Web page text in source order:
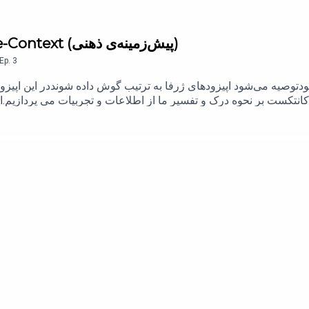
3. #3 - شرح پیشگفتار: Mental Pre-Context (پیش‌زمینه‌ی ذهنی)
Ep. 3
بودتوصیه می‌شود اپیزودهای ژرفا به ترتیب گوش داده شونددر این
به پیش‌زمینه دارد و چگونه تغییرات در پیش‌زمینه می‌تواند بر